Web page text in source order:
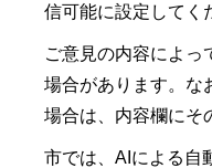
信可能に設定してく
ご意見の内容によっ
場合があります。な
場合は、内容欄にそ
市では、AIによる自